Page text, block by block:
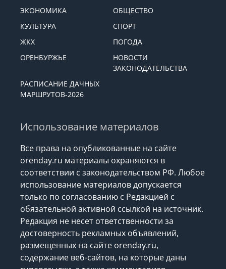
ЭКОНОМИКА
ОБЩЕСТВО
КУЛЬТУРА
СПОРТ
ЖКХ
ПОГОДА
ОРЕНБУРЖЬЕ
НОВОСТИ
ЗАКОНОДАТЕЛЬСТВА
РАСПИСАНИЕ ДАЧНЫХ
МАРШРУТОВ-2026
Использование материалов
Все права на опубликованные на сайте
orenday.ru материалы охраняются в
соответствии с законодательством РФ. Любое
использование материалов допускается
только по согласованию с Редакцией с
обязательной активной ссылкой на источник.
Редакция не несет ответственности за
достоверность рекламных объявлений,
размещенных на сайте orenday.ru,
содержание веб-сайтов, на которые даны